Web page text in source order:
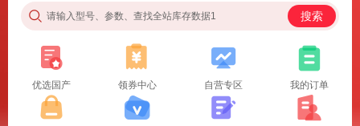
请输入型号、参数、查找全站库存数据1 搜索
优选国产 领券中心 自营专区 我的订单